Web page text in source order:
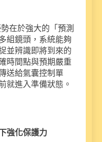
在於強大的「預測
組鏡頭，系統能夠
並辨識即將到來的
時間點與預期嚴重
送給氣囊控制單
就進入準備狀態。
強化保護力